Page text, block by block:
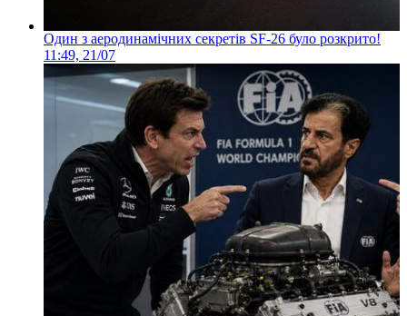
Один з аеродинамічних секретів SF-26 було розкрито!
11:49, 21/07